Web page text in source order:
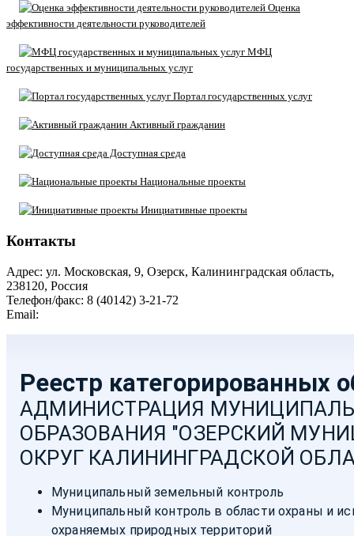
Оценка
эффективности деятельности руководителей
МФЦ
государственных и муниципальных услуг
Портал государственных услуг
Активный гражданин
Доступная среда
Национальные проекты
Инициативные проекты
Контакты
Адрес: ул. Московская, 9, Озерск, Калининградская область,
238120, Россия
Телефон/факс: 8 (40142) 3-21-72
Email: